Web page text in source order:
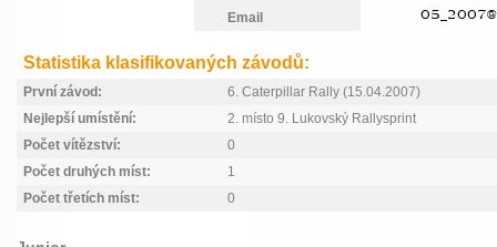
Email
Statistika klasifikovaných závodů:
První závod:
6. Caterpillar Rally (15.04.2007)
Nejlepší umístění:
2. místo 9. Lukovský Rallysprint
Počet vítězství:
0
Počet druhých míst:
1
Počet třetích míst:
0